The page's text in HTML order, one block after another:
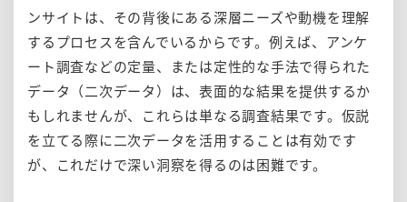
ンサイトは、その背後にある深層ニーズや動機を理解
するプロセスを含んでいるからです。例えば、アンケ
ート調査などの定量、または定性的な手法で得られた
データ（二次データ）は、表面的な結果を提供するか
もしれませんが、これらは単なる調査結果です。仮説
を立てる際に二次データを活用することは有効です
が、これだけで深い洞察を得るのは困難です。